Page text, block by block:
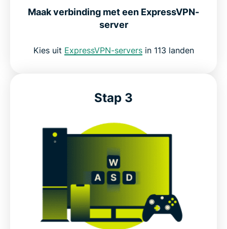
Maak verbinding met een ExpressVPN-
server
Kies uit ExpressVPN-serversin 113 landen
Stap 3